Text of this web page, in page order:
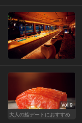
Vol.9
大人の鮨デートにおすすめ